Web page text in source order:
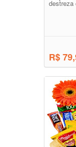
destreza
R$